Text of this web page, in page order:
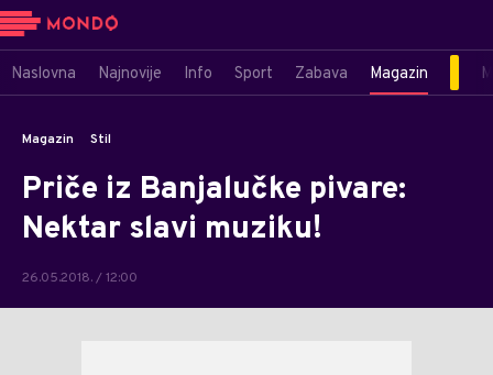
Naslovna Najnovije Info Sport Zabava Magazin
Magazin Stil
Priče iz Banjalučke pivare:
Nektar slavi muziku!
26.05.2018. / 12:00